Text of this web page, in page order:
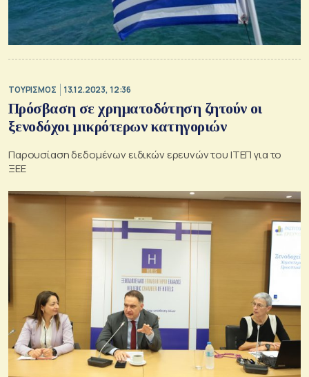
ΤΟΥΡΙΣΜΟΣ 13.12.2023, 12:36
Πρόσβαση σε χρηματοδότηση ζητούν οι
ξενοδόχοι μικρότερων κατηγοριών
Παρουσίαση δεδομένων ειδικών ερευνών του ΙΤΕΠ για το
ΞΕΕ